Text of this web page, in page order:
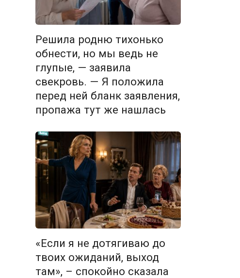
Решила родню тихонько
обнести, но мы ведь не
глупые, — заявила
свекровь. — Я положила
перед ней бланк заявления,
пропажа тут же нашлась
«Если я не дотягиваю до
твоих ожиданий, выход
там», – спокойно сказала